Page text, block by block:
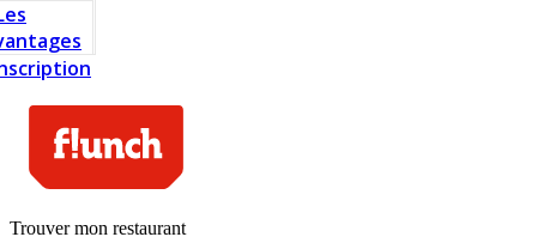
Trouver mon restaurant